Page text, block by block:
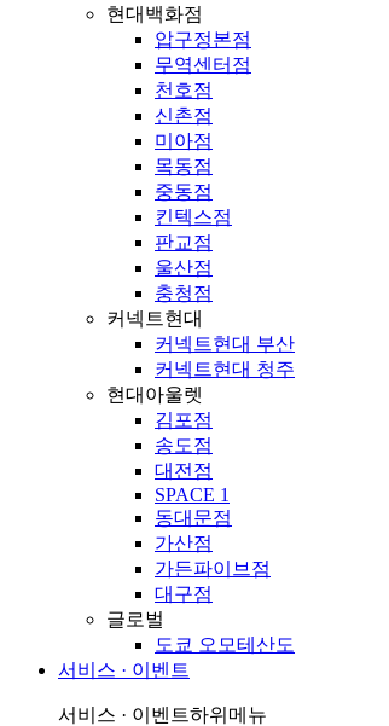
현대백화점
압구정본점
무역센터점
천호점
신촌점
미아점
목동점
중동점
킨텍스점
판교점
울산점
충청점
커넥트현대
커넥트현대 부산
커넥트현대 청주
현대아울렛
김포점
송도점
대전점
SPACE 1
동대문점
가산점
가든파이브점
대구점
글로벌
도쿄 오모테산도
서비스 · 이벤트
서비스 · 이벤트하위메뉴